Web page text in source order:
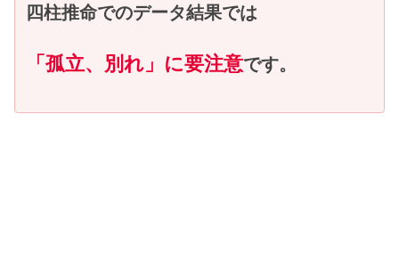
四柱推命でのデータ結果では
「孤立、別れ」に要注意です。